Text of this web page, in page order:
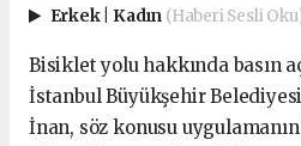
Erkek Kadın (Haberi Sesli
Bisiklet yolu hakkında basın
İstanbul Büyükşehir
İnan, söz konusu